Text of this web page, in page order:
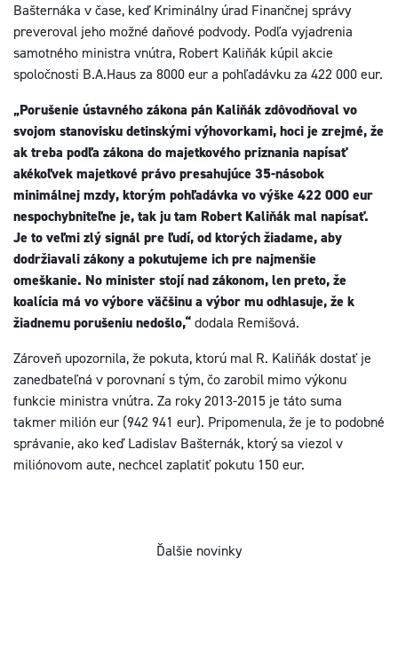
Bašternáka v čase, keď Kriminálny úrad Finančnej správy
preveroval jeho možné daňové podvody. Podľa vyjadrenia
samotného ministra vnútra, Robert Kaliňák kúpil akcie
spoločnosti B.A.Haus za 8000 eur a pohľadávku za 422 000 eur.
„Porušenie ústavného zákona pán Kaliňák zdôvodňoval vo
svojom stanovisku detinskými výhovorkami, hoci je zrejmé, že
ak treba podľa zákona do majetkového priznania napísať
akékoľvek majetkové právo presahujúce 35-násobok
minimálnej mzdy, ktorým pohľadávka vo výške 422 000 eur
nespochybniteľne je, tak ju tam Robert Kaliňák mal napísať.
Je to veľmi zlý signál pre ľudí, od ktorých žiadame, aby
dodržiavali zákony a pokutujeme ich pre najmenšie
omeškanie. No minister stojí nad zákonom, len preto, že
koalícia má vo výbore väčšinu a výbor mu odhlasuje, že k
žiadnemu porušeniu nedošlo,“dodala Remišová.
Zároveň upozornila, že pokuta, ktorú mal R. Kaliňák dostať je
zanedbateľná v porovnaní s tým, čo zarobil mimo výkonu
funkcie ministra vnútra. Za roky 2013-2015 je táto suma
takmer milión eur (942 941 eur). Pripomenula, že je to podobné
správanie, ako keď Ladislav Bašternák, ktorý sa viezol v
miliónovom aute, nechcel zaplatiť pokutu 150 eur.
Ďalšie novinky